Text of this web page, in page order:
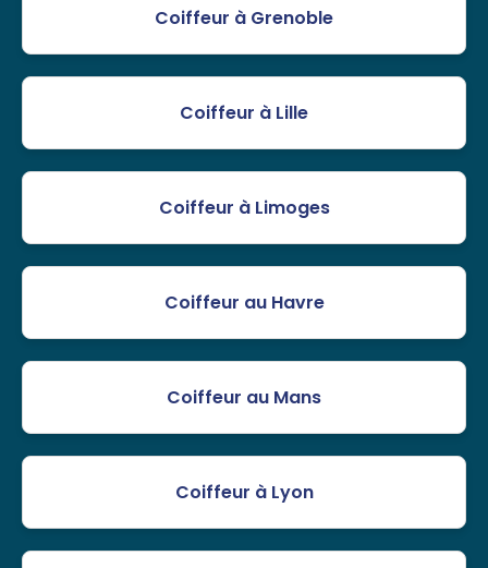
Coiffeur à Grenoble
Coiffeur à Lille
Coiffeur à Limoges
Coiffeur au Havre
Coiffeur au Mans
Coiffeur à Lyon